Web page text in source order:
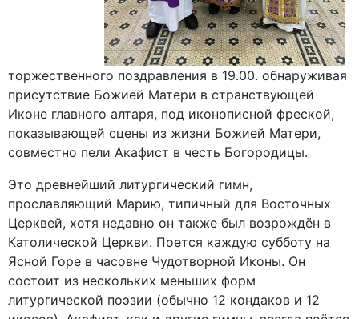
торжественного поздравления в 19.00. обнаруживая
присутствие Божией Матери в странствующей
Иконе главного алтаря, под иконописной фреской,
показывающей сцены из жизни Божией Матери,
совместно пели Акафист в честь Богородицы.
Это древнейший литургический гимн,
прославляющий Марию, типичный для Восточных
Церквей, хотя недавно он также был возрождён в
Католической Церкви. Поется каждую субботу на
Ясной Горе в часовне Чудотворной Иконы. Он
состоит из нескольких меньших форм
литургической поэзии (обычно 12 кондаков и 12